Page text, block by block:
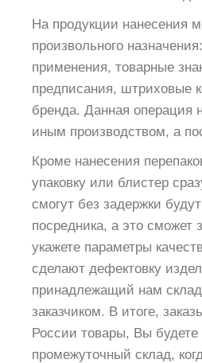
На продукции нанесения
произвольного
применения, товарные
предписания, штриховые
бренда. Данная операция
иным производством, а
Кроме нанесения
упаковку или блистер
cмогут без задержки
посредника, а это
укажете параметры
сделают дефектовку
принадлежащий нам
заказчиком. В итоге,
России товары, Вы
промежуточный склад,